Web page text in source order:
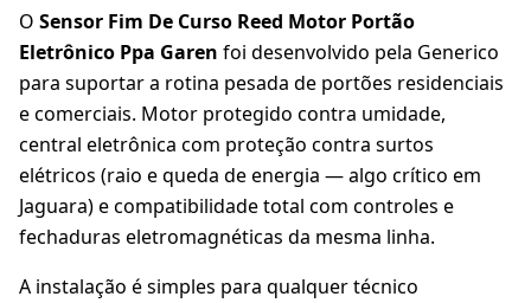
O Sensor Fim De Curso Reed Motor Portão
Eletrônico Ppa Garen foi desenvolvido pela Generico
para suportar a rotina pesada de portões residenciais
e comerciais. Motor protegido contra umidade,
central eletrônica com proteção contra surtos
elétricos (raio e queda de energia — algo crítico em
Jaguara) e compatibilidade total com controles e
fechaduras eletromagnéticas da mesma linha.
A instalação é simples para qualquer técnico